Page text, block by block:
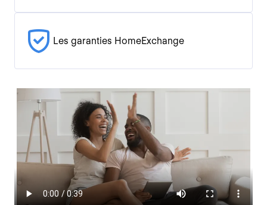
Les garanties HomeExchange